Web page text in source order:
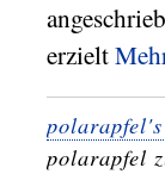
erzielt
polarapfel